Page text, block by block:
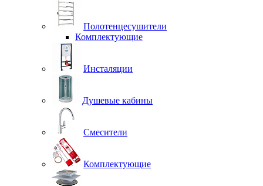
Полотенцесушители
Комплектующие
Инсталяции
Душевые кабины
Смесители
Комплектующие